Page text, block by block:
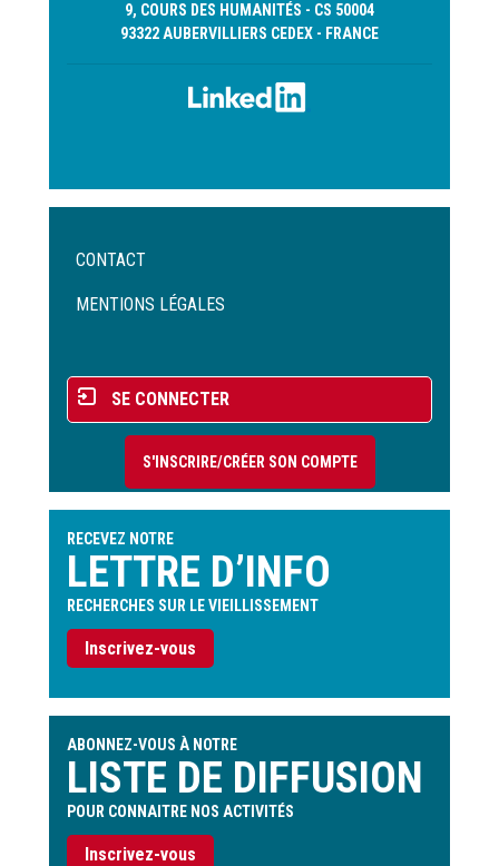
9, COURS DES HUMANITÉS - CS 50004
93322 AUBERVILLIERS CEDEX - FRANCE
Menu
de
CONTACT
MENTIONS LÉGALES
Menu
du
compte
l'utilisateur
SE CONNECTER
S'INSCRIRE/CRÉER SON COMPTE
RECEVEZ NOTRE
LETTRE D’INFO
RECHERCHES SUR LE VIEILLISSEMENT
Inscrivez-vous
ABONNEZ-VOUS À NOTRE
LISTE DE DIFFUSION
POUR CONNAITRE NOS ACTIVITÉS
Inscrivez-vous